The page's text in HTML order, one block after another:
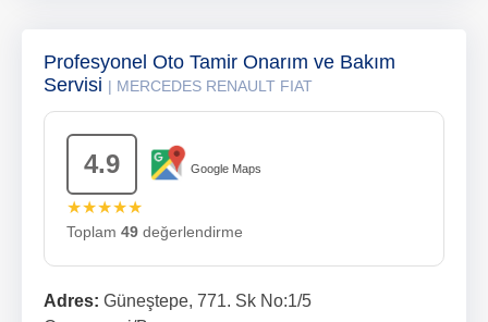
Profesyonel Oto Tamir Onarım ve Bakım
Servisi | MERCEDES RENAULT FIAT
4.9 Google Maps
★★★★★
Toplam 49 değerlendirme
Adres: Güneştepe, 771. Sk No:1/5